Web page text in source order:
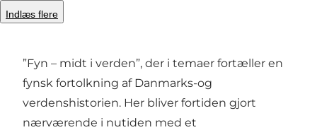
Indlæs flere
oplevelser
”Fyn – midt i verden”, der i temaer fortæller en
fynsk fortolkning af Danmarks-og
verdenshistorien. Her bliver fortiden gjort
nærværende i nutiden med et